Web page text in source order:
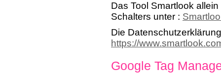
Das Tool Smartlook
Schalters unter :
Die
https://
Google Tag